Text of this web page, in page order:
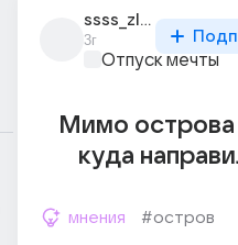
ssss_zlata_ssss
3г
Отпуск мечты
Мимо острова
куда
мнения #остров